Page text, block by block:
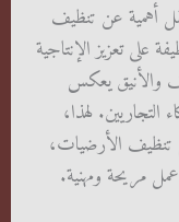
أهمية عن تنظيف
على تعزيز الإنتاجية
والأنيق يعكس
التجاريين. لهذا،
الأرضيات،
عمل مريحة ومهنية.